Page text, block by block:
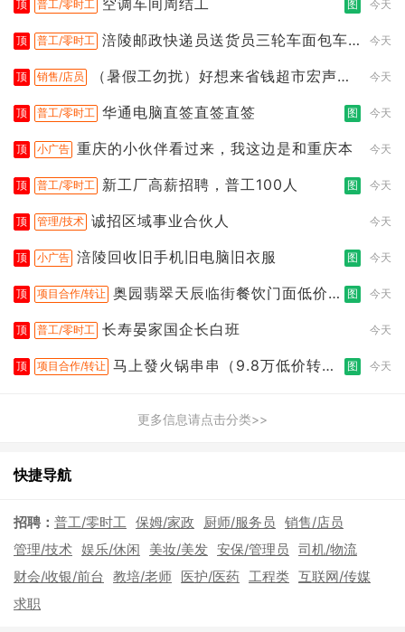
顶 普工/零时工 空调车间周结工 图 今天
顶 普工/零时工 涪陵邮政快递员送货员三轮车面包车
今天
顶 销售/店员
（暑假工勿扰）好想来省钱超市宏声桥
今天
顶 普工/零时工 华通电脑直签直签直签 图 今天
顶 小广告 重庆的小伙伴看过来，我这边是和重庆本 今天
顶 普工/零时工 新工厂高薪招聘，普工100人 图 今天
顶 管理/技术 诚招区域事业合伙人 今天
顶 小广告 涪陵回收旧手机旧电脑旧衣服 图 今天
顶 项目合作/转让 奥园翡翠天辰临街餐饮门面低价转
图 今天
顶 普工/零时工 长寿晏家国企长白班 今天
顶 项目合作/转让 马上發火锅串串（9.8万低价转
图 今天
更多信息请点击分类>>
快捷导航
招聘： 普工/零时工 保姆/家政 厨师/服务员 销售/店员
管理/技术 娱乐/休闲 美妆/美发 安保/管理员 司机/物流
财会/收银/前台 教培/老师 医护/医药 工程类 互联网/传媒
求职